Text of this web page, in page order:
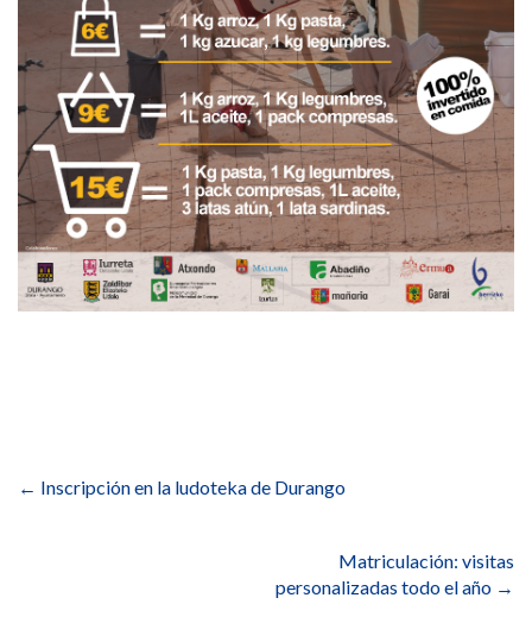
de
← Inscripción en la ludoteka de Durango
Matriculación: visitas
personalizadas todo el año →